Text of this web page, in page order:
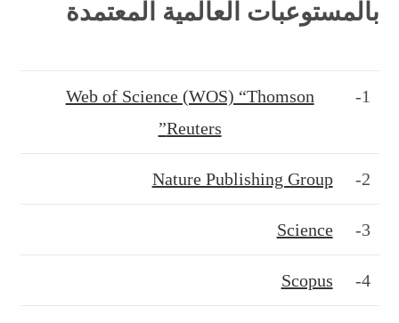
بالمستوعبات العالمية المعتمدة
1-
Web of Science (WOS) “Thomson
Reuters”
2-
Nature Publishing Group
3-
Science
4-
Scopus